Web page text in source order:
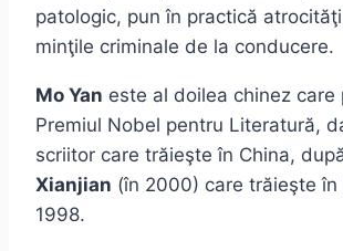
patologic, pun în practică
minţile criminale de la conducere.
Mo Yan este al doilea chinez care
Premiul Nobel pentru Literatură,
scriitor care trăieşte în China,
Xianjian (în 2000) care trăieşte în
1998.